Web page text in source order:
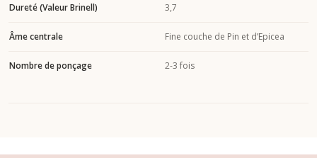
Dureté (Valeur Brinell) 3,7
Âme centrale Fine couche de Pin et d’Epicea
Nombre de ponçage 2-3 fois